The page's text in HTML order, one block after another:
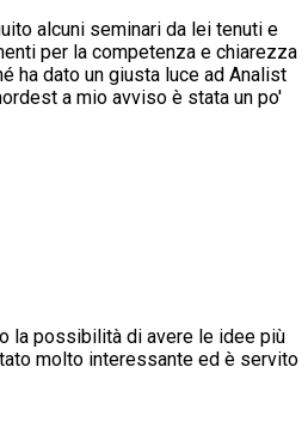
alcuni seminari da lei tenuti e
per la competenza e chiarezza
ha dato un giusta luce ad Analist
a mio avviso è stata un po'
la possibilità di avere le idee più
molto interessante ed è servito